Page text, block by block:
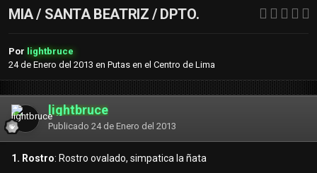
MIA / SANTA BEATRIZ / DPTO.
Por lightbruce
24 de Enero del 2013 en Putas en el Centro de Lima
lightbruce
Publicado 24 de Enero del 2013
1. Rostro: Rostro ovalado, simpatica la ñata